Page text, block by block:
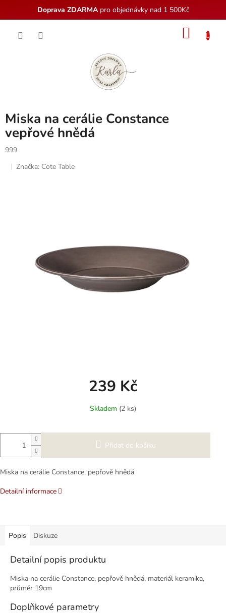
Doprava ZDARMApro objednávky nad 1 500Kč
Miska na cerálie Constance
vepřové hnědá
999
Značka: Cote Table
239 Kč
Měrná
cena:
Skladem (2 ks)
Přidat do košíku
Miska na cerálie Constance, pepřově hnědá
Detailní informace
Popis Diskuze
Detailní popis produktu
Miska na cerálie Constance, pepřově hnědá, materiál keramika,
průměr 19cm
Doplňkové parametry